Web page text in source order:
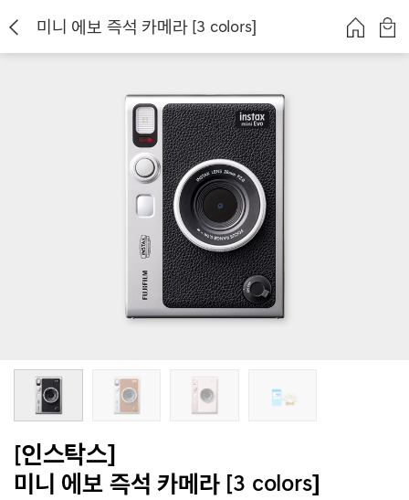
미니 에보 즉석 카메라 [3 colors]
[인스탁스]
미니 에보 즉석 카메라 [3 colors]